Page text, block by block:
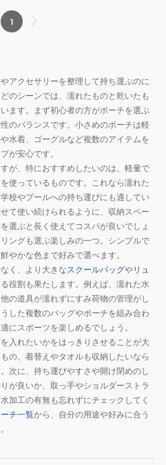
1
アクセサリーを整理して持ち運ぶのに
のシーンでは、濡れたものと乾いたも
ます。まず初心者の方がポーチを選ぶ
のバランスです。小さめのポーチは軽
水着、ゴーグルなど複数のアイテムを
が安心です。
が、特におすすめしたいのは、軽量で
使っているものです。これなら濡れた
校やプールへの持ち運びにも適してい
て使い続けられるように、収納スペー
選ぶと長く使えてコスパが良いでしょ
ングも選ぶ楽しみの一つ。シンプルで
やかな色まで好みで選べます。
く、より大きなスクールバッグやリュ
役割も果たします。例えば、濡れた水
の道具が濡れずにすみ荷物の管理がし
した複数のバッグやポーチを組み合わ
にスポーツを楽しめるでしょう。
入れたいかをはっきりさせることが大
の、着替えやタオルも収納したいなら
次に、持ち運びやすさや開け閉めのし
が良いか、取っ手やショルダーストラ
加工の有無も忘れずにチェックしてく
チ一覧から、自分の用途や好みに合う